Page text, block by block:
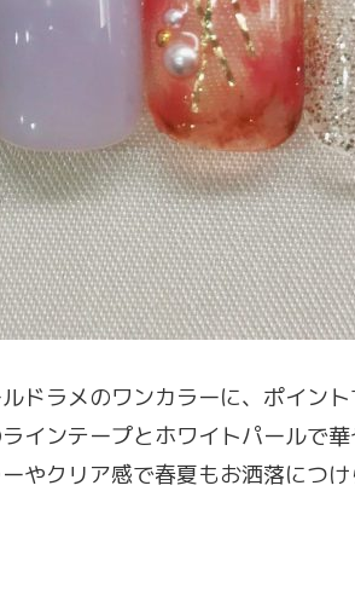
ドラメのワンカラーに、ポイン
インテープとホワイトパールで
やクリア感で春夏もお洒落につけ